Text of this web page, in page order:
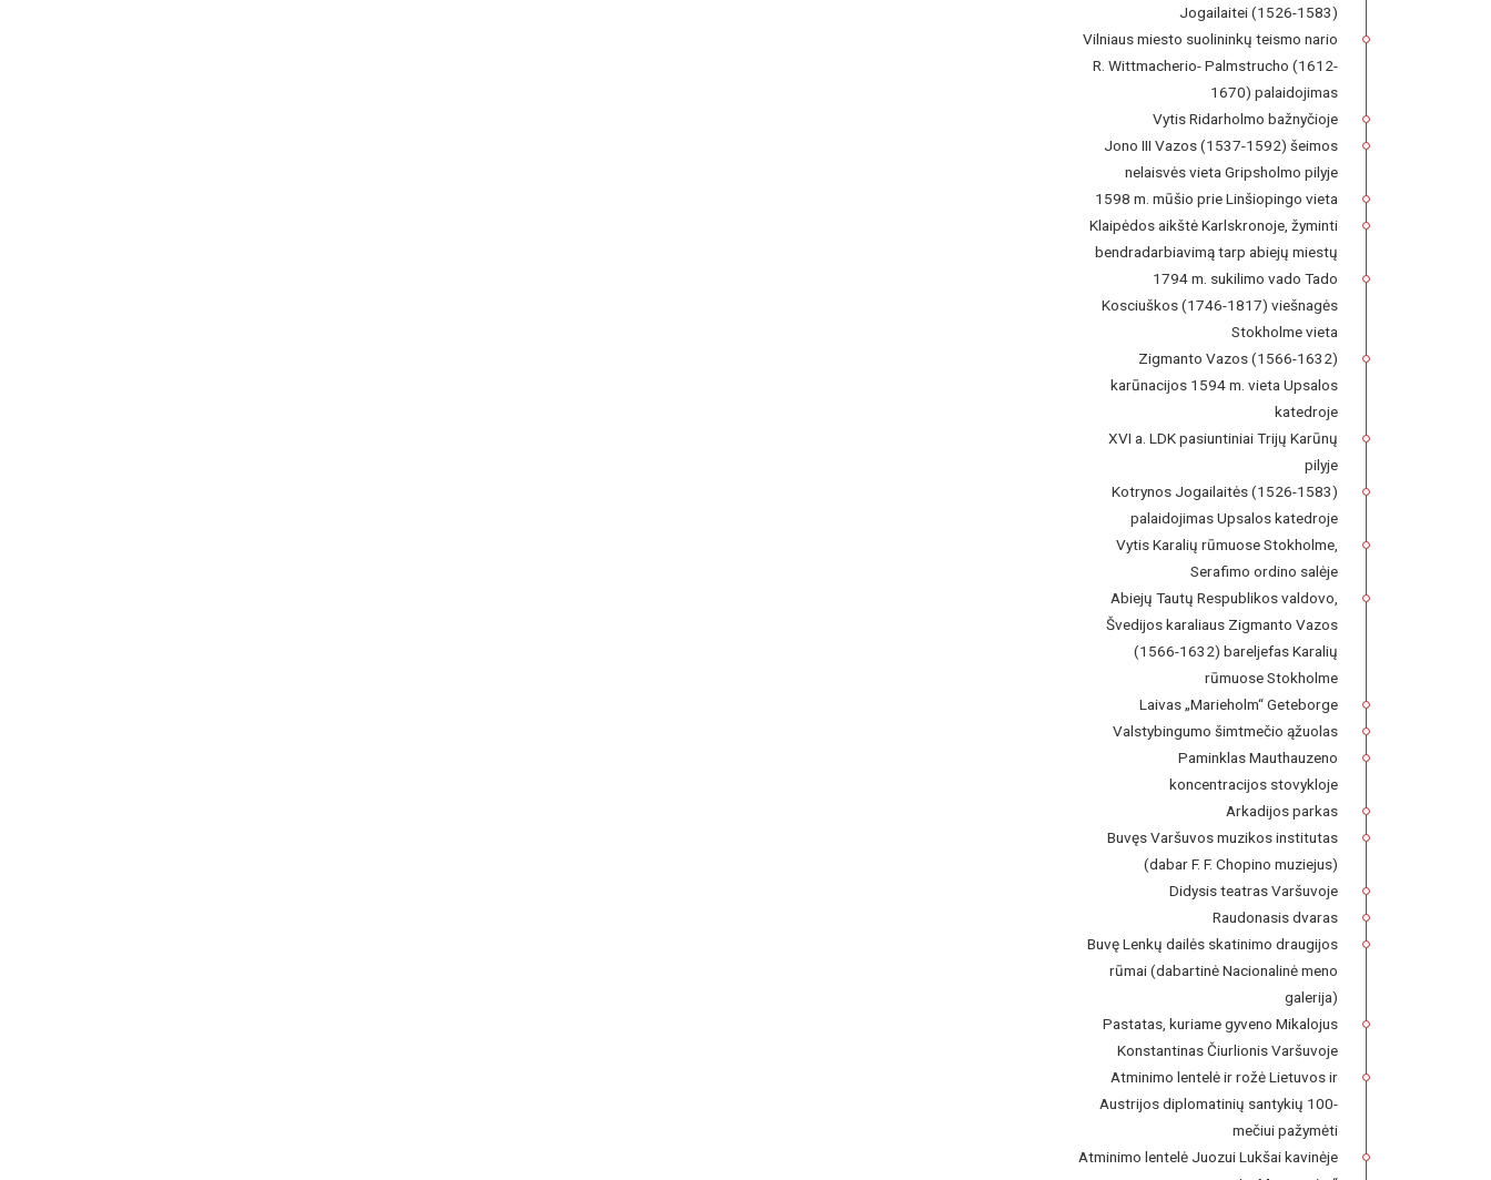
Jogailaitei (1526-1583)
Vilniaus miesto suolininkų teismo nario
R. Wittmacherio- Palmstrucho (1612-
1670) palaidojimas
Vytis Ridarholmo bažnyčioje
Jono III Vazos (1537-1592) šeimos
nelaisvės vieta Gripsholmo pilyje
1598 m. mūšio prie Linšiopingo vieta
Klaipėdos aikštė Karlskronoje, žyminti
bendradarbiavimą tarp abiejų miestų
1794 m. sukilimo vado Tado
Kosciuškos (1746-1817) viešnagės
Stokholme vieta
Zigmanto Vazos (1566-1632)
karūnacijos 1594 m. vieta Upsalos
katedroje
XVI a. LDK pasiuntiniai Trijų Karūnų
pilyje
Kotrynos Jogailaitės (1526-1583)
palaidojimas Upsalos katedroje
Vytis Karalių rūmuose Stokholme,
Serafimo ordino salėje
Abiejų Tautų Respublikos valdovo,
Švedijos karaliaus Zigmanto Vazos
(1566-1632) bareljefas Karalių
rūmuose Stokholme
Laivas „Marieholm“ Geteborge
Valstybingumo šimtmečio ąžuolas
Paminklas Mauthauzeno
koncentracijos stovykloje
Arkadijos parkas
Buvęs Varšuvos muzikos institutas
(dabar F. F. Chopino muziejus)
Didysis teatras Varšuvoje
Raudonasis dvaras
Buvę Lenkų dailės skatinimo draugijos
rūmai (dabartinė Nacionalinė meno
galerija)
Pastatas, kuriame gyveno Mikalojus
Konstantinas Čiurlionis Varšuvoje
Atminimo lentelė ir rožė Lietuvos ir
Austrijos diplomatinių santykių 100-
mečiui pažymėti
Atminimo lentelė Juozui Lukšai kavinėje